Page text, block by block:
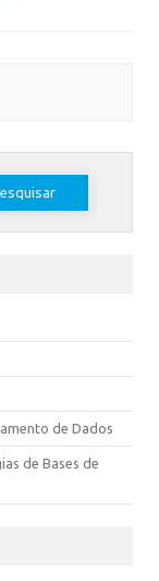
de Dados
de Bases de